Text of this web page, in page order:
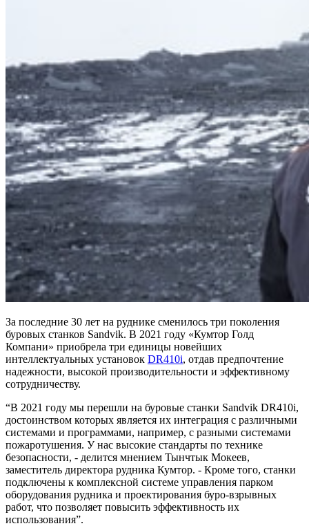
За последние 30 лет на руднике сменилось три поколения
буровых станков Sandvik. В 2021 году «Кумтор Голд
Компани» приобрела три единицы новейших
интеллектуальных установок DR410i, отдав предпочтение
надежности, высокой производительности и эффективному
сотрудничеству.
“В 2021 году мы перешли на буровые станки Sandvik DR410i,
достоинством которых является их интеграция с различными
системами и программами, например, с разными системами
пожаротушения. У нас высокие стандарты по технике
безопасности, - делится мнением Тынчтык Мокеев,
заместитель директора рудника Кумтор. - Кроме того, станки
подключены к комплексной системе управления парком
оборудования рудника и проектирования буро-взрывных
работ, что позволяет повысить эффективность их
использования”.